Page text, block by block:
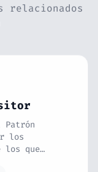
relacionados
los
los que